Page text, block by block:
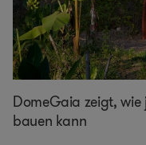
DomeGaia zeigt,
bauen kann